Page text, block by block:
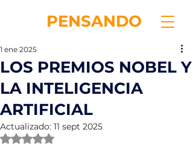
PENSANDO
LOS PREMIOS NOBEL Y
LA INTELIGENCIA
ARTIFICIAL
1 ene 2025
Actualizado: 11 sept 2025
Obtuvo NaN de 5 estrellas.